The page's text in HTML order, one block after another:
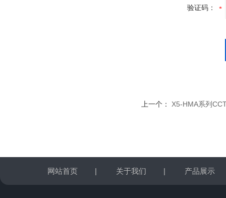
验证码：
上一个： X5-HMA系列
网站首页 | 关于我们 | 产品展示